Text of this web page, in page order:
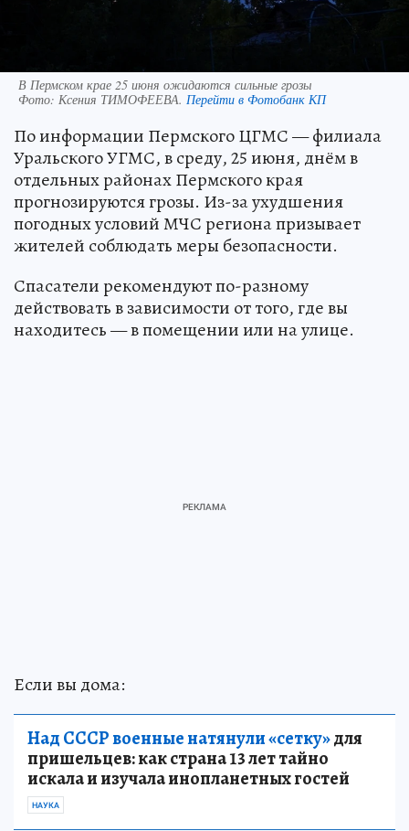
В Пермском крае 25 июня ожидаются сильные грозы
Фото: Ксения ТИМОФЕЕВА. Перейти в Фотобанк КП
По информации Пермского ЦГМС — филиала
Уральского УГМС, в среду, 25 июня, днём в
отдельных районах Пермского края
прогнозируются грозы. Из-за ухудшения
погодных условий МЧС региона призывает
жителей соблюдать меры безопасности.
Спасатели рекомендуют по-разному
действовать в зависимости от того, где вы
находитесь — в помещении или на улице.
Если вы дома:
Над СССР военные натянули «сетку»для
пришельцев: как страна 13 лет тайно
искала и изучала инопланетных гостей
НАУКА